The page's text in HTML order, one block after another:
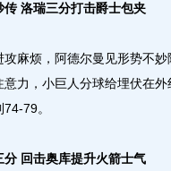
洛瑞三分打击爵士包夹
烦，阿德尔曼见形势不妙
力，小巨人分球给埋伏在
79。
回击奥库提升火箭士气